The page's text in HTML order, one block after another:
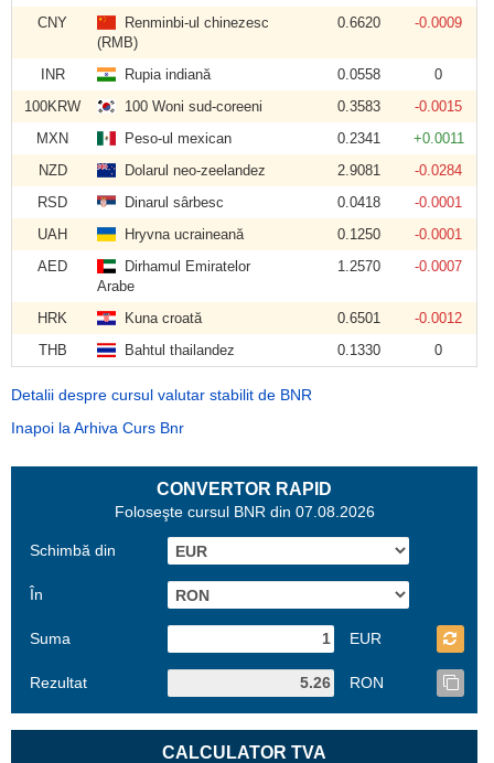
CNY
Renminbi-ul chinezesc
(RMB)
0.6620 -0.0009
INR Rupia indiană 0.0558
0
100KRW
100 Woni sud-coreeni 0.3583
-0.0015
MXN
Peso-ul mexican 0.2341
+0.0011
NZD
Dolarul neo-zeelandez 2.9081
-0.0284
RSD
Dinarul sârbesc 0.0418
-0.0001
UAH
Hryvna ucraineană 0.1250
-0.0001
AED
Dirhamul Emiratelor
Arabe
1.2570 -0.0007
HRK Kuna croată 0.6501
-0.0012
THB
Bahtul thailandez 0.1330 0
Detalii despre cursul valutar stabilit de BNR
Inapoi la Arhiva Curs Bnr
CONVERTOR RAPID
Foloseşte cursul BNR din 07.08.2026
Schimbă din
În
Suma EUR
Rezultat RON
CALCULATOR TVA